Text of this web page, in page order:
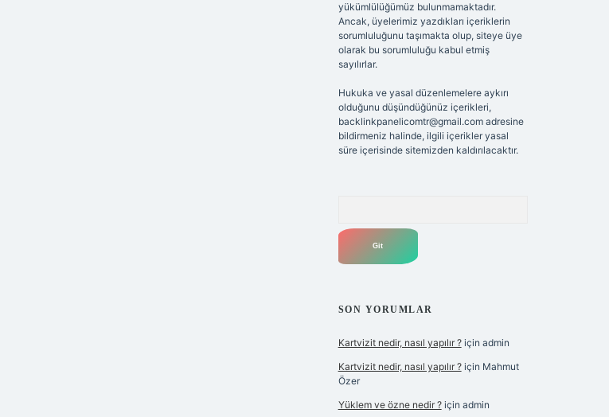
yükümlülüğümüz bulunmamaktadır.
Ancak, üyelerimiz yazdıkları içeriklerin
sorumluluğunu taşımakta olup, siteye üye
olarak bu sorumluluğu kabul etmiş
sayılırlar.
Hukuka ve yasal düzenlemelere aykırı
olduğunu düşündüğünüz içerikleri,
backlinkpanelicomtr@gmail.comadresine
bildirmeniz halinde, ilgili içerikler yasal
süre içerisinde sitemizden kaldırılacaktır.
SON YORUMLAR
Kartvizit nedir, nasıl yapılır ?için admin
Kartvizit nedir, nasıl yapılır ?için Mahmut
Özer
Yüklem ve özne nedir ?için admin